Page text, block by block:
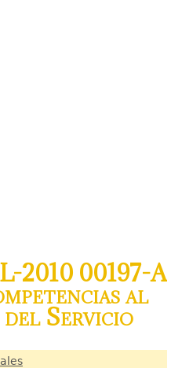
2010 00197-A
al
Servicio